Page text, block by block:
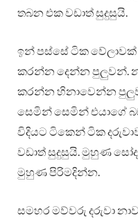
තබන එක වඩාත් සුදුසුයි.
ඉන් පස්සේ ටික
කරන්න දෙන්න පුලුවන්.
කරන්න හිනාවෙන්න
සෙමින් සෙමින් එයාගේ
විදියට ටිකෙන් ටික
වඩාත් සුදුසුයි. මුහුණ
මුහුණ පිරිමදින්න.
සමහර මව්වරු දරුවා